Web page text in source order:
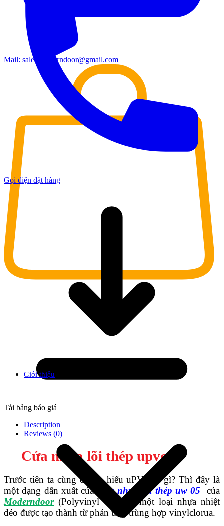
Mail: sales.moderndoor@gmail.com
Giới thiệu
Gọi điện đặt hàng
Tải bảng báo giá
Description
Reviews (0)
Cửa nhựa lõi thép upvc
Trước tiên ta cùng đi tìm hiểu uPVC là gì? Thì đây là
một dạng dẫn xuất của
Cửa nhựa lõi thép uw 05 của
Moderndoor(Polyvinyl Clorua), một loại nhựa nhiệt
dẻo được tạo thành từ phản ứng trùng hợp vinylclorua.